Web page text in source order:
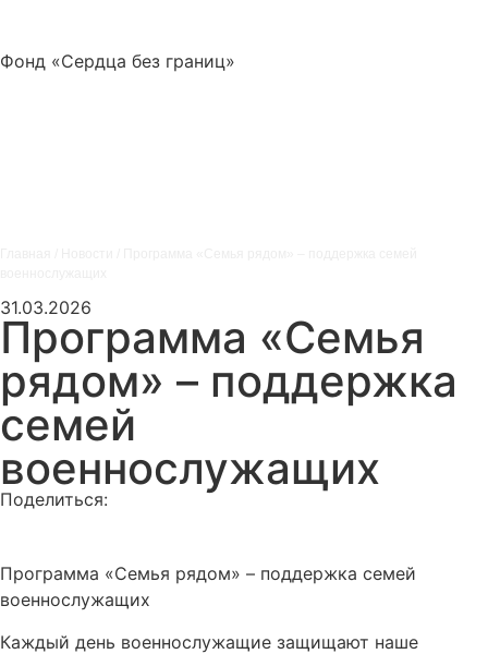
Фонд «Сердца без границ»
31.03.2026
Программа «Семья
рядом» – поддержка
семей
военнослужащих
Поделиться:
Программа «Семья рядом» – поддержка семей
военнослужащих
Каждый день военнослужащие защищают наше